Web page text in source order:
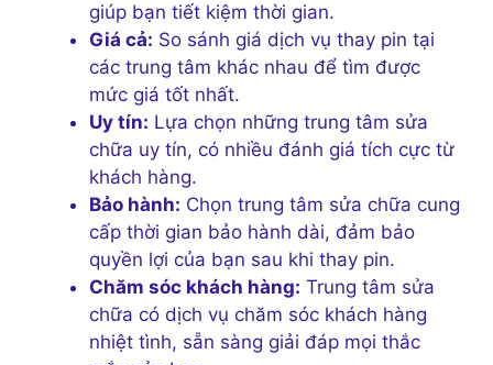
giúp bạn tiết kiệm thời gian.
Giá cả: So sánh giá dịch vụ thay pin tại
các trung tâm khác nhau để tìm được
mức giá tốt nhất.
Uy tín: Lựa chọn những trung tâm sửa
chữa uy tín, có nhiều đánh giá tích cực từ
khách hàng.
Bảo hành: Chọn trung tâm sửa chữa cung
cấp thời gian bảo hành dài, đảm bảo
quyền lợi của bạn sau khi thay pin.
Chăm sóc khách hàng: Trung tâm sửa
chữa có dịch vụ chăm sóc khách hàng
nhiệt tình, sẵn sàng giải đáp mọi thắc